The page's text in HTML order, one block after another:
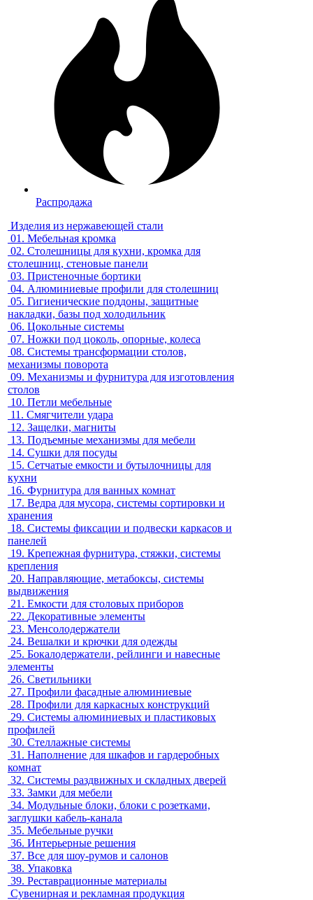
Распродажа
Изделия из нержавеющей стали
01. Мебельная кромка
02. Столешницы для кухни, кромка для
столешниц, стеновые панели
03. Пристеночные бортики
04. Алюминиевые профили для столешниц
05. Гигиенические поддоны, защитные
накладки, базы под холодильник
06. Цокольные системы
07. Ножки под цоколь, опорные, колеса
08. Системы трансформации столов,
механизмы поворота
09. Механизмы и фурнитура для изготовления
столов
10. Петли мебельные
11. Смягчители удара
12. Защелки, магниты
13. Подъемные механизмы для мебели
14. Сушки для посуды
15. Сетчатые емкости и бутылочницы для
кухни
16. Фурнитура для ванных комнат
17. Ведра для мусора, системы сортировки и
хранения
18. Системы фиксации и подвески каркасов и
панелей
19. Крепежная фурнитура, стяжки, системы
крепления
20. Направляющие, метабоксы, системы
выдвижения
21. Емкости для столовых приборов
22. Декоративные элементы
23. Менсолодержатели
24. Вешалки и крючки для одежды
25. Бокалодержатели, рейлинги и навесные
элементы
26. Светильники
27. Профили фасадные алюминиевые
28. Профили для каркасных конструкций
29. Системы алюминиевых и пластиковых
профилей
30. Стеллажные системы
31. Наполнение для шкафов и гардеробных
комнат
32. Системы раздвижных и складных дверей
33. Замки для мебели
34. Модульные блоки, блоки с розетками,
заглушки кабель-канала
35. Мебельные ручки
36. Интерьерные решения
37. Все для шоу-румов и салонов
38. Упаковка
39. Реставрационные материалы
Сувенирная и рекламная продукция